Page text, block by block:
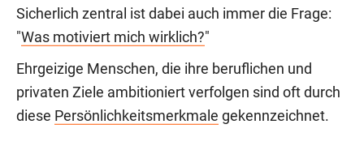
Sicherlich zentral ist dabei auch immer die Frage:
"Was motiviert mich wirklich?"
Ehrgeizige Menschen, die ihre beruflichen und
privaten Ziele ambitioniert verfolgen sind oft durch
diese Persönlichkeitsmerkmale gekennzeichnet.